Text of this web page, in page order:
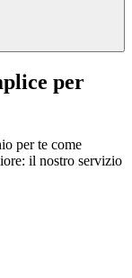
per
per te come
il nostro servizio